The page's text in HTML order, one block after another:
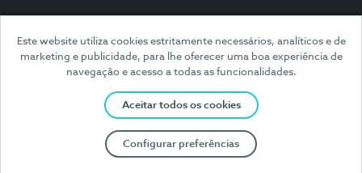
Este website utiliza cookies estritamente necessários, analíticos e de
marketing e publicidade, para lhe oferecer uma boa experiência de
navegação e acesso a todas as funcionalidades.
Aceitar todos os cookies
Configurar preferências